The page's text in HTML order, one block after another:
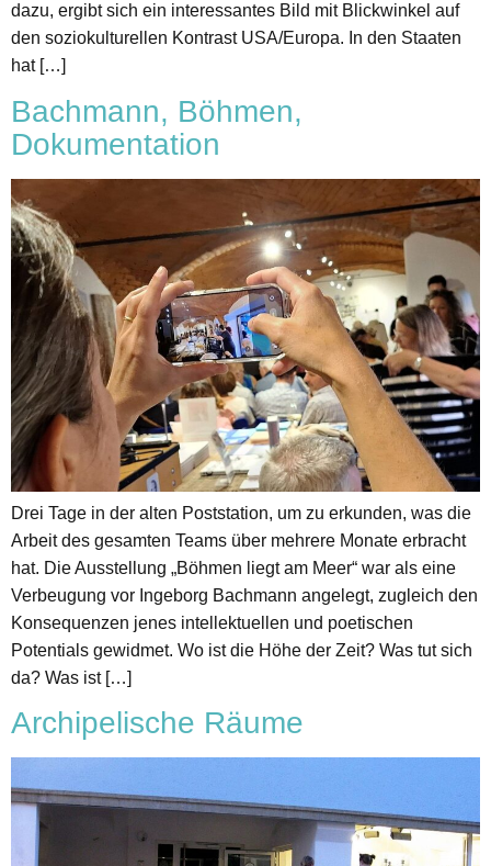
dazu, ergibt sich ein interessantes Bild mit Blickwinkel auf
den soziokulturellen Kontrast USA/Europa. In den Staaten
hat […]
Bachmann, Böhmen,
Dokumentation
Drei Tage in der alten Poststation, um zu erkunden, was die
Arbeit des gesamten Teams über mehrere Monate erbracht
hat. Die Ausstellung „Böhmen liegt am Meer“ war als eine
Verbeugung vor Ingeborg Bachmann angelegt, zugleich den
Konsequenzen jenes intellektuellen und poetischen
Potentials gewidmet. Wo ist die Höhe der Zeit? Was tut sich
da? Was ist […]
Archipelische Räume